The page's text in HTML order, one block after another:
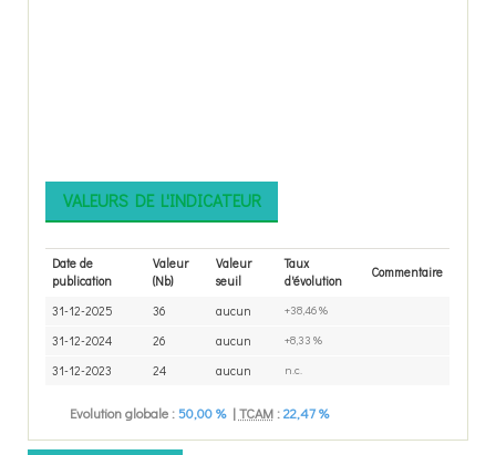
VALEURS DE L'INDICATEUR
Date de
publication
Valeur
(Nb)
Valeur
seuil
Taux
d'évolution
Commentaire
31-12-2025 36 aucun +38,46 %
31-12-2024 26 aucun +8,33 %
31-12-2023 24 aucun n.c.
Evolution globale :50,00 %|TCAM:22,47 %